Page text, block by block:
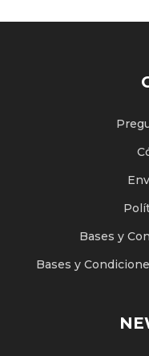
Bases y
Bases y